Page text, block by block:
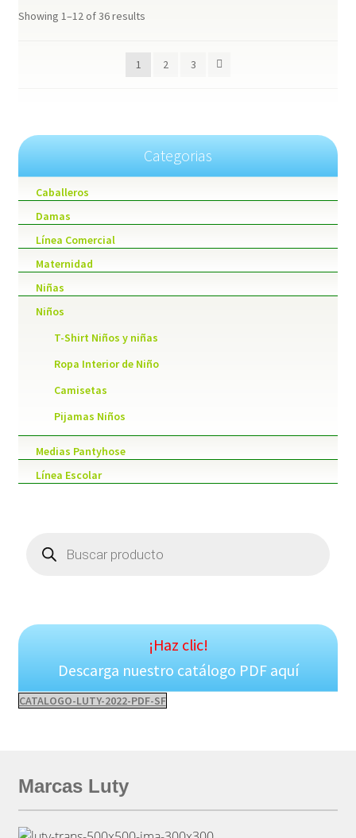
Showing 1–12 of 36 results
1 2 3
Categorias
Caballeros
Damas
Línea Comercial
Maternidad
Niñas
Niños
T-Shirt Niños y niñas
Ropa Interior de Niño
Camisetas
Pijamas Niños
Medias Pantyhose
Línea Escolar
search
¡Haz clic!
Descarga nuestro catálogo PDF aquí
CATALOGO-LUTY-2022-PDF-SF
Marcas Luty